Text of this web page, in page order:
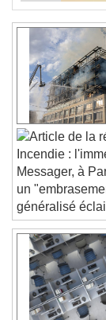
Incendie :
Messager, à
un
généralisé